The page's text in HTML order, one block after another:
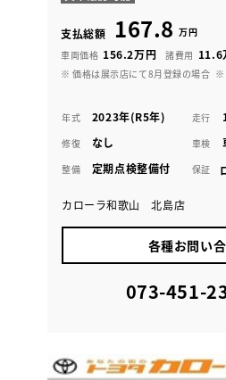
支払総額 167.8 万円
車両価格 156.2万円 諸費用 11.6
※ 価格は展示店にて8月登録の場合 ※
年式 2023年(R5年) 走行
修復 なし 車検
整備 定期点検整備付 保証
カローラ和歌山 北島店
各種お問い
073-451-